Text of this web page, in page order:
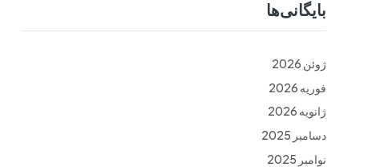
بایگانی‌ها
ژوئن 2026
فوریه 2026
ژانویه 2026
دسامبر 2025
نوامبر 2025